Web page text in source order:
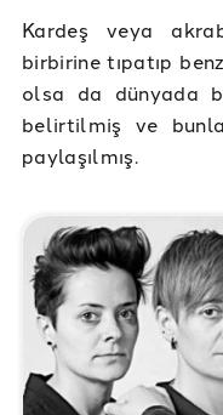
Kardeş veya
birbirine tıpatıp
olsa da dünyada
belirtilmiş ve
paylaşılmış.